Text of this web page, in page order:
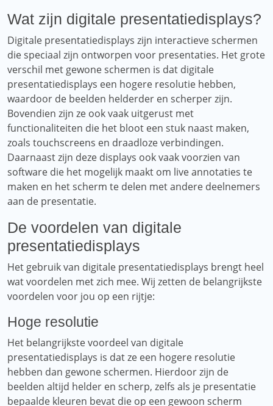
Wat zijn digitale presentatiedisplays?
Digitale presentatiedisplays zijn interactieve schermen
die speciaal zijn ontworpen voor presentaties. Het grote
verschil met gewone schermen is dat digitale
presentatiedisplays een hogere resolutie hebben,
waardoor de beelden helderder en scherper zijn.
Bovendien zijn ze ook vaak uitgerust met
functionaliteiten die het bloot een stuk naast maken,
zoals touchscreens en draadloze verbindingen.
Daarnaast zijn deze displays ook vaak voorzien van
software die het mogelijk maakt om live annotaties te
maken en het scherm te delen met andere deelnemers
aan de presentatie.
De voordelen van digitale
presentatiedisplays
Het gebruik van digitale presentatiedisplays brengt heel
wat voordelen met zich mee. Wij zetten de belangrijkste
voordelen voor jou op een rijtje:
Hoge resolutie
Het belangrijkste voordeel van digitale
presentatiedisplays is dat ze een hogere resolutie
hebben dan gewone schermen. Hierdoor zijn de
beelden altijd helder en scherp, zelfs als je presentatie
bepaalde kleuren bevat die op een gewoon scherm